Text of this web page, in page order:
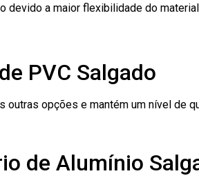
devido a maior flexibilidade do
PVC Salgado
opções e mantém um nível de
de Alumínio